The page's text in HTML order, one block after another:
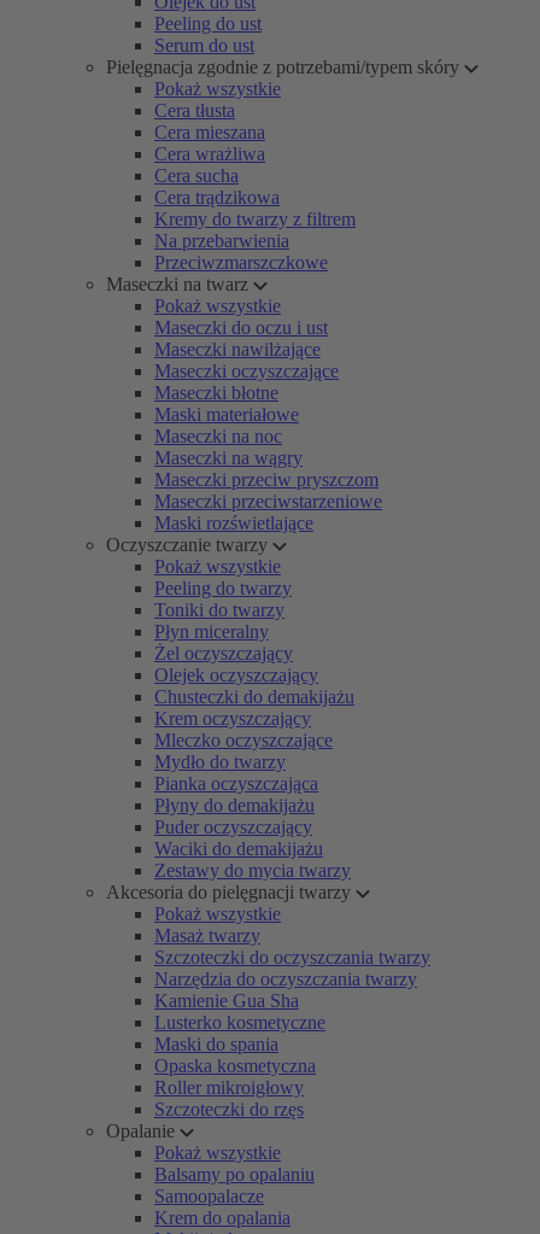
Peeling do ust
Serum do ust
Pielęgnacja zgodnie z potrzebami/typem skóry
Pokaż wszystkie
Cera tłusta
Cera mieszana
Cera wrażliwa
Cera sucha
Cera trądzikowa
Kremy do twarzy z filtrem
Na przebarwienia
Przeciwzmarszczkowe
Maseczki na twarz
Pokaż wszystkie
Maseczki do oczu i ust
Maseczki nawilżające
Maseczki oczyszczające
Maseczki błotne
Maski materiałowe
Maseczki na noc
Maseczki na wągry
Maseczki przeciw pryszczom
Maseczki przeciwstarzeniowe
Maski rozświetlające
Oczyszczanie twarzy
Pokaż wszystkie
Peeling do twarzy
Toniki do twarzy
Płyn miceralny
Żel oczyszczający
Olejek oczyszczający
Chusteczki do demakijażu
Krem oczyszczający
Mleczko oczyszczające
Mydło do twarzy
Pianka oczyszczająca
Płyny do demakijażu
Puder oczyszczający
Waciki do demakijażu
Zestawy do mycia twarzy
Akcesoria do pielęgnacji twarzy
Pokaż wszystkie
Masaż twarzy
Szczoteczki do oczyszczania twarzy
Narzędzia do oczyszczania twarzy
Kamienie Gua Sha
Lusterko kosmetyczne
Maski do spania
Opaska kosmetyczna
Roller mikroigłowy
Szczoteczki do rzęs
Opalanie
Pokaż wszystkie
Balsamy po opalaniu
Samoopalacze
Krem do opalania